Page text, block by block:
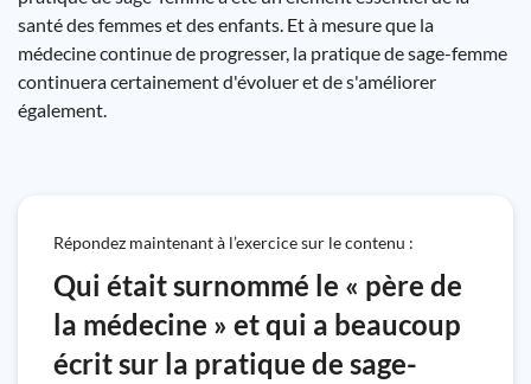
santé des femmes et des enfants. Et à mesure que la
médecine continue de progresser, la pratique de sage-femme
continuera certainement d'évoluer et de s'améliorer
également.
Répondez maintenant à l’exercice sur le contenu :
Qui était surnommé le « père de
la médecine » et qui a beaucoup
écrit sur la pratique de sage-